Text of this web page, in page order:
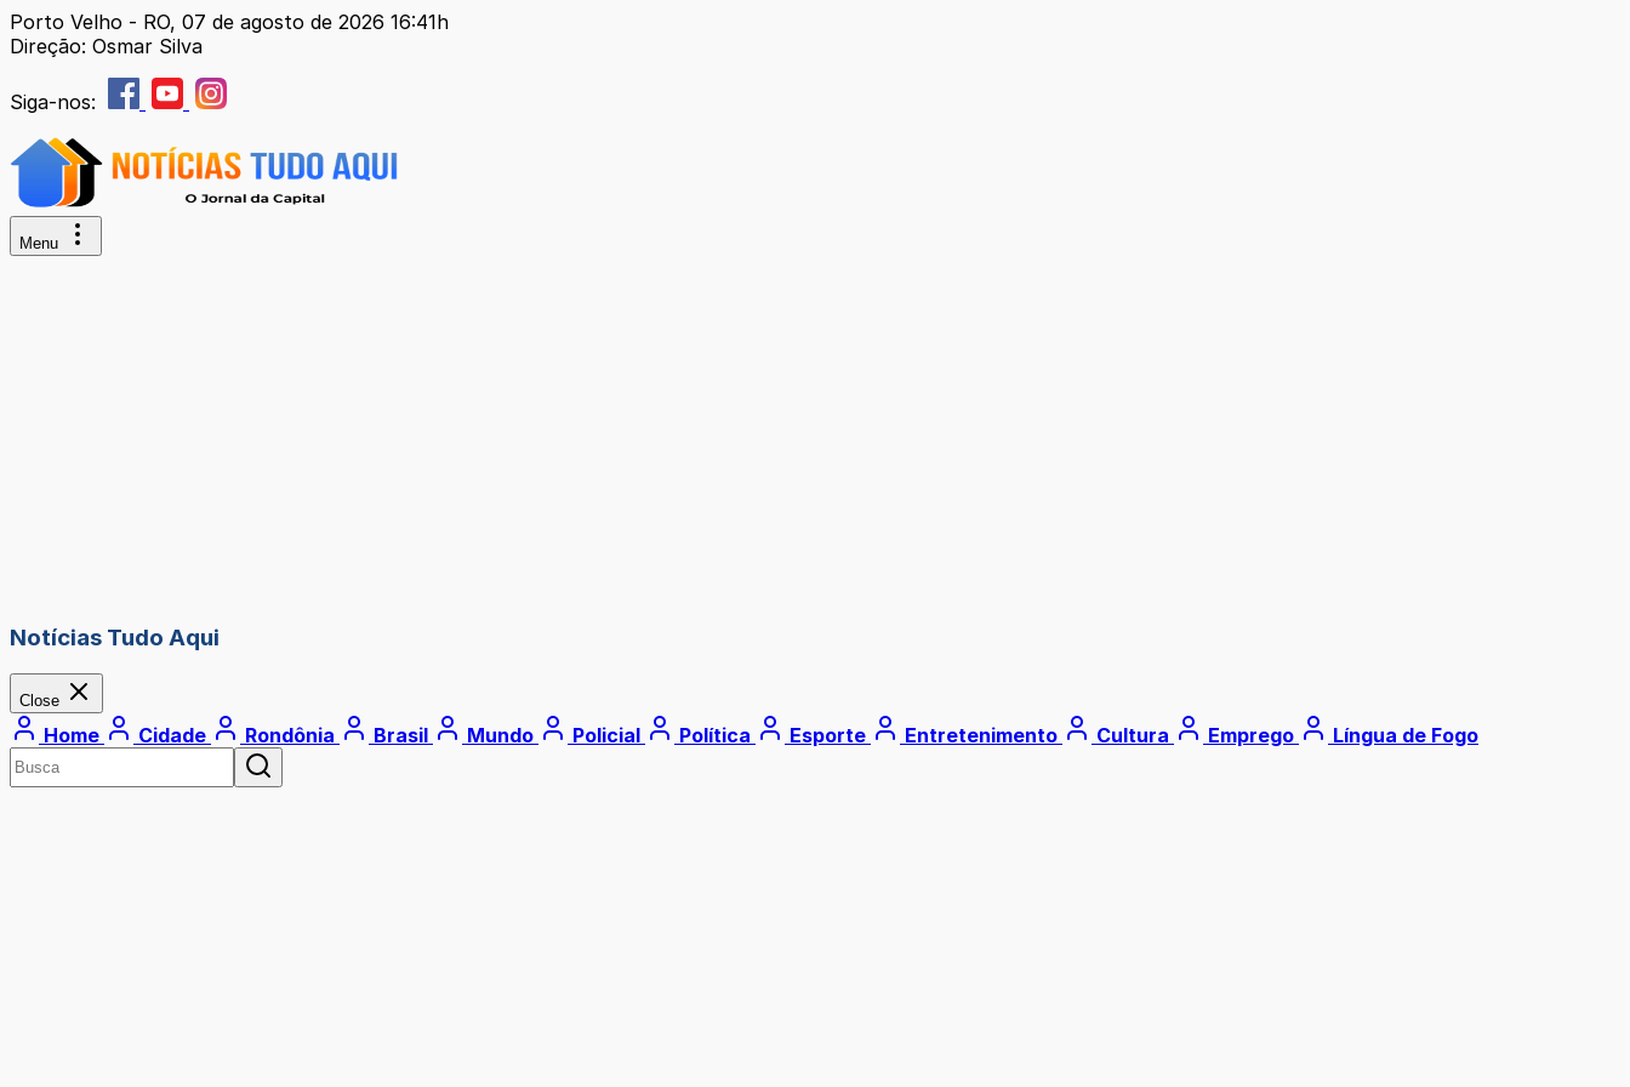
Porto Velho - RO, 07 de agosto de 2026 16:41h
Direção: Osmar Silva
Siga-nos:
Menu
Notícias Tudo Aqui
Close
Home Cidade Rondônia Brasil Mundo Policial Política Esporte Entretenimento Cultura Emprego Língua de Fogo